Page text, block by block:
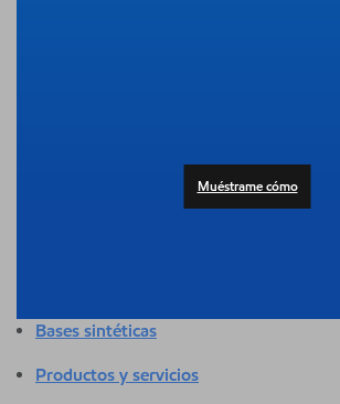
Productos al consumidor
Atención médica y sanitaria
Bases sintéticas
Productos y servicios
Muéstrame cómo